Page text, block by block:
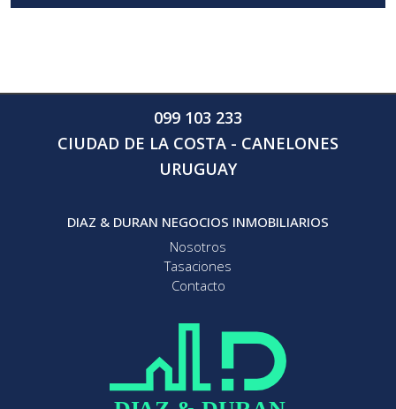
099 103 233
CIUDAD DE LA COSTA - CANELONES
URUGUAY
DIAZ & DURAN NEGOCIOS INMOBILIARIOS
Nosotros
Tasaciones
Contacto